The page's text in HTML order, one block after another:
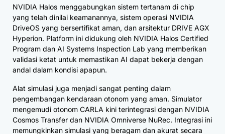
NVIDIA Halos menggabungkan sistem tertanam di chip
yang telah dinilai keamanannya, sistem operasi NVIDIA
DriveOS yang bersertifikat aman, dan arsitektur DRIVE AGX
Hyperion. Platform ini didukung oleh NVIDIA Halos Certified
Program dan AI Systems Inspection Lab yang memberikan
validasi ketat untuk memastikan AI dapat bekerja dengan
andal dalam kondisi apapun.
Alat simulasi juga menjadi sangat penting dalam
pengembangan kendaraan otonom yang aman. Simulator
mengemudi otonom CARLA kini terintegrasi dengan NVIDIA
Cosmos Transfer dan NVIDIA Omniverse NuRec. Integrasi ini
memungkinkan simulasi yang beragam dan akurat secara